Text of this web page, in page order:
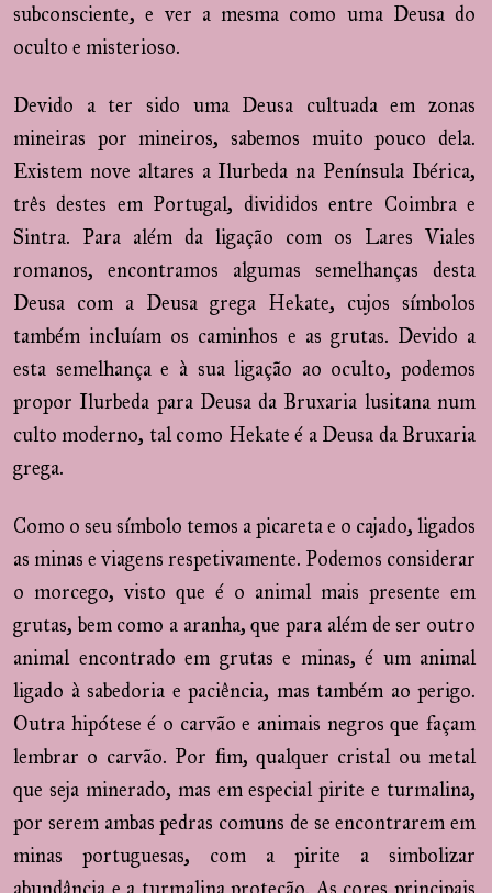
subconsciente, e ver a mesma como uma Deusa do
oculto e misterioso.
Devido a ter sido uma Deusa cultuada em zonas
mineiras por mineiros, sabemos muito pouco dela.
Existem nove altares a Ilurbeda na Península Ibérica,
três destes em Portugal, divididos entre Coimbra e
Sintra. Para além da ligação com os Lares Viales
romanos, encontramos algumas semelhanças desta
Deusa com a Deusa grega Hekate, cujos símbolos
também incluíam os caminhos e as grutas. Devido a
esta semelhança e à sua ligação ao oculto, podemos
propor Ilurbeda para Deusa da Bruxaria lusitana num
culto moderno, tal como Hekate é a Deusa da Bruxaria
grega.
Como o seu símbolo temos a picareta e o cajado, ligados
as minas e viagens respetivamente. Podemos considerar
o morcego, visto que é o animal mais presente em
grutas, bem como a aranha, que para além de ser outro
animal encontrado em grutas e minas, é um animal
ligado à sabedoria e paciência, mas também ao perigo.
Outra hipótese é o carvão e animais negros que façam
lembrar o carvão. Por fim, qualquer cristal ou metal
que seja minerado, mas em especial pirite e turmalina,
por serem ambas pedras comuns de se encontrarem em
minas portuguesas, com a pirite a simbolizar